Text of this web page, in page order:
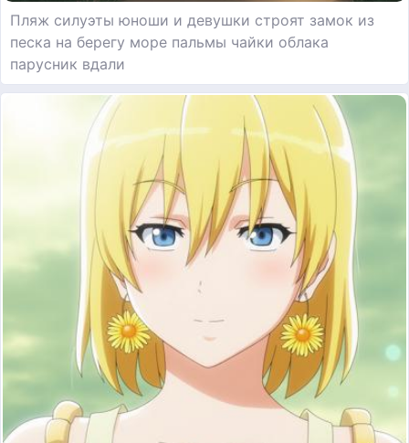
Пляж силуэты юноши и девушки строят замок из
песка на берегу море пальмы чайки облака
парусник вдали